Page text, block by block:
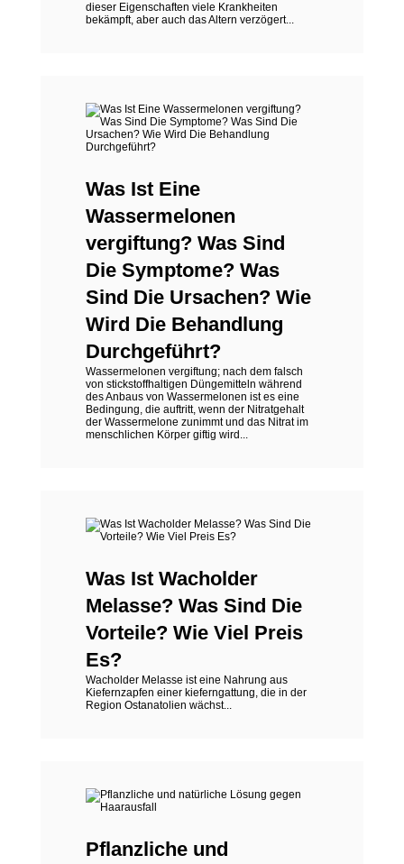
dieser Eigenschaften viele Krankheiten
bekämpft, aber auch das Altern verzögert...
Was Ist Eine
Wassermelonen
vergiftung? Was Sind
Die Symptome? Was
Sind Die Ursachen? Wie
Wird Die Behandlung
Durchgeführt?
Wassermelonen vergiftung; nach dem falsch
von stickstoffhaltigen Düngemitteln während
des Anbaus von Wassermelonen ist es eine
Bedingung, die auftritt, wenn der Nitratgehalt
der Wassermelone zunimmt und das Nitrat im
menschlichen Körper giftig wird...
Was Ist Wacholder
Melasse? Was Sind Die
Vorteile? Wie Viel Preis
Es?
Wacholder Melasse ist eine Nahrung aus
Kiefernzapfen einer kieferngattung, die in der
Region Ostanatolien wächst...
Pflanzliche und